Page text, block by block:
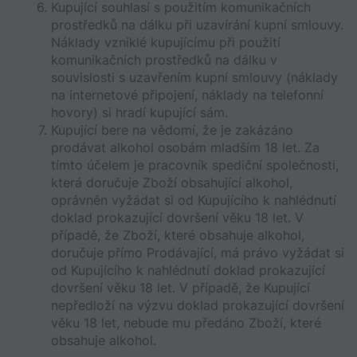
Kupující souhlasí s použitím komunikačních
prostředků na dálku při uzavírání kupní smlouvy.
Náklady vzniklé kupujícímu při použití
komunikačních prostředků na dálku v
souvislosti s uzavřením kupní smlouvy (náklady
na internetové připojení, náklady na telefonní
hovory) si hradí kupující sám.
Kupující bere na vědomí, že je zakázáno
prodávat alkohol osobám mladším 18 let. Za
tímto účelem je pracovník spediční společnosti,
která doručuje Zboží obsahující alkohol,
oprávněn vyžádat si od Kupujícího k nahlédnutí
doklad prokazující dovršení věku 18 let. V
případě, že Zboží, které obsahuje alkohol,
doručuje přímo Prodávající, má právo vyžádat si
od Kupujícího k nahlédnutí doklad prokazující
dovršení věku 18 let. V případě, že Kupující
nepředloží na výzvu doklad prokazující dovršení
věku 18 let, nebude mu předáno Zboží, které
obsahuje alkohol.